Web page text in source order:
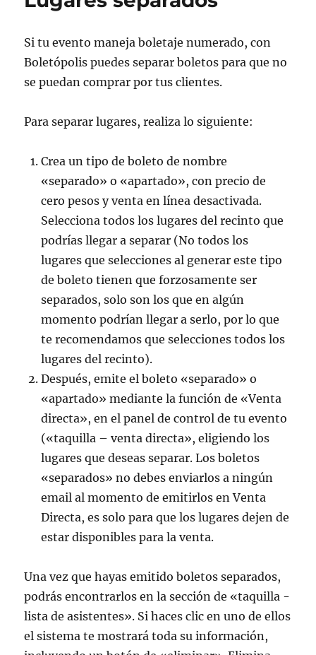
o
o
k
rt
ir
Si tu evento maneja boletaje numerado, con
Boletópolis puedes separar boletos para que no
se puedan comprar por tus clientes.
Para separar lugares, realiza lo siguiente:
Crea un tipo de boleto de nombre
«separado» o «apartado», con precio de
cero pesos y venta en línea desactivada.
Selecciona todos los lugares del recinto que
podrías llegar a separar (No todos los
lugares que selecciones al generar este tipo
de boleto tienen que forzosamente ser
separados, solo son los que en algún
momento podrían llegar a serlo, por lo que
te recomendamos que selecciones todos los
lugares del recinto).
Después, emite el boleto «separado» o
«apartado» mediante la función de «Venta
directa», en el panel de control de tu evento
(«taquilla – venta directa», eligiendo los
lugares que deseas separar. Los boletos
«separados» no debes enviarlos a ningún
email al momento de emitirlos en Venta
Directa, es solo para que los lugares dejen de
estar disponibles para la venta.
Una vez que hayas emitido boletos separados,
podrás encontrarlos en la sección de «taquilla -
lista de asistentes». Si haces clic en uno de ellos
el sistema te mostrará toda su información,